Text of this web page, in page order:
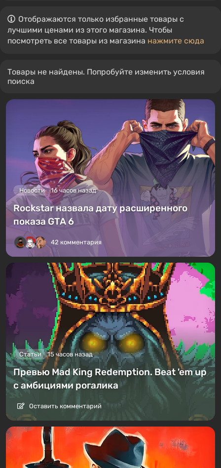
Отображаются только избранные товары с
лучшими ценами из этого магазина. Чтобы
посмотреть все товары из магазина нажмите сюда
Товары не найдены. Попробуйте изменить условия
поиска
Новости 16 часов назад
Rockstar назвала дату расширенного
показа GTA 6
42 комментария
Статьи 15 часов назад
Превью Mad King Redemption. Beat 'em up
с амбициями рогалика
Оставить комментарий